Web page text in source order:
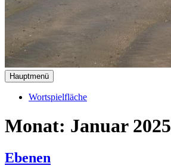
Hauptmenü
Wortspielfläche
Monat: Januar 2025
Ebenen